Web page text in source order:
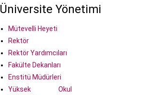
Üniversite Yönetimi
Mütevelli Heyeti
Rektör
Rektör Yardımcıları
Fakülte Dekanları
Enstitü Müdürleri
Yüksek Okul